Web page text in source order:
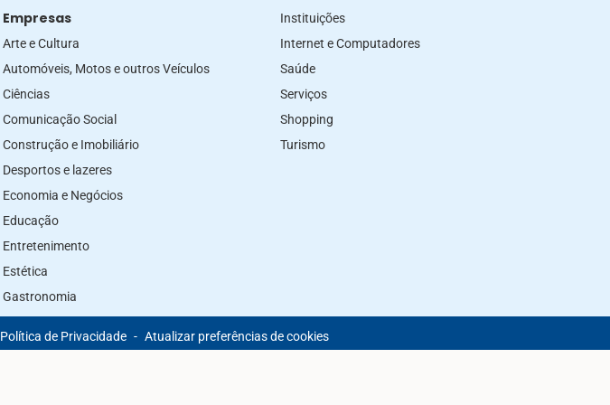
Empresas
Arte e Cultura
Automóveis, Motos e outros Veículos
Ciências
Comunicação Social
Construção e Imobiliário
Desportos e lazeres
Economia e Negócios
Educação
Entretenimento
Estética
Gastronomia
Instituições
Internet e Computadores
Saúde
Serviços
Shopping
Turismo
Política de Privacidade - Atualizar preferências de cookies